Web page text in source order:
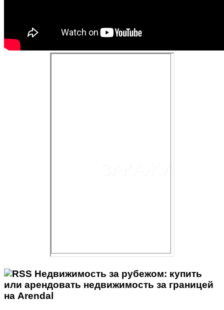
Недвижимость за рубежом: купить
или арендовать недвижимость за границей
на Arendal